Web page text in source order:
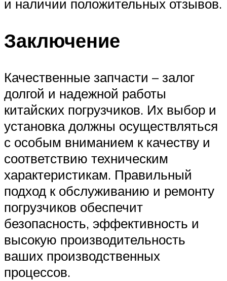
и наличии положительных отзывов.
Заключение
Качественные запчасти – залог
долгой и надежной работы
китайских погрузчиков. Их выбор и
установка должны осуществляться
с особым вниманием к качеству и
соответствию техническим
характеристикам. Правильный
подход к обслуживанию и ремонту
погрузчиков обеспечит
безопасность, эффективность и
высокую производительность
ваших производственных
процессов.